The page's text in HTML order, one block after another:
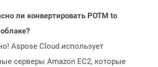
ли конвертировать POTM to
Aspose Cloud использует
серверы Amazon EC2, которые